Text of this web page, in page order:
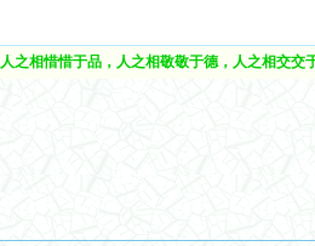
人之相惜惜于品，人之相敬敬于德，人之相交